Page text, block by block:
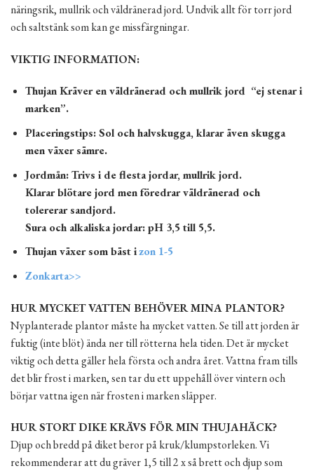
näringsrik, mullrik och väldränerad jord. Undvik allt för torr jord
och saltstänk som kan ge missfärgningar.
VIKTIG INFORMATION:
Thujan Kräver en väldränerad och mullrik jord “ej stenar i
marken”.
Placeringstips: Sol och halvskugga, klarar även skugga
men växer sämre.
Jordmån: Trivs i de flesta jordar, mullrik jord.
Klarar blötare jord men föredrar väldränerad och
tolererar sandjord.
Sura och alkaliska jordar: pH 3,5 till 5,5.
Thujan växer som bäst izon 1-5
Zonkarta>>
HUR MYCKET VATTEN BEHÖVER MINA PLANTOR?
Nyplanterade plantor måste ha mycket vatten. Se till att jorden är
fuktig (inte blöt) ända ner till rötterna hela tiden. Det är mycket
viktig och detta gäller hela första och andra året. Vattna fram tills
det blir frost i marken, sen tar du ett uppehåll över vintern och
börjar vattna igen när frosten i marken släpper.
HUR STORT DIKE KRÄVS FÖR MIN THUJAHÄCK?
Djup och bredd på diket beror på kruk/klumpstorleken. Vi
rekommenderar att du gräver 1,5 till 2 x så brett och djup som